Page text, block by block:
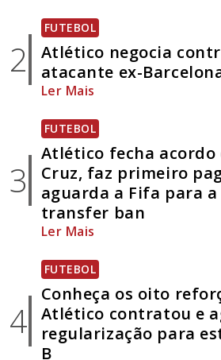
2
FUTEBOL
Atlético negocia
atacante ex-
Ler Mais
3
FUTEBOL
Atlético fecha acordo
Cruz, faz primeiro
aguarda a Fifa para
transfer ban
Ler Mais
4
FUTEBOL
Conheça os oito
Atlético contratou e
regularização para
B